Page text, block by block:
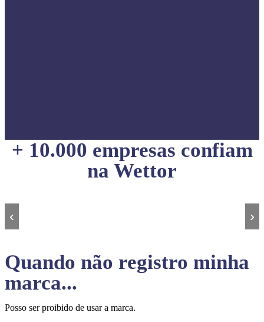
+ 10.000 empresas confiam
na Wettor
‹ ›
Quando não registro minha
marca...
Posso ser proibido de usar a marca.